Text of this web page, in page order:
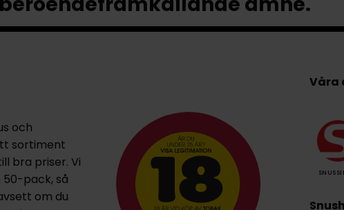
och
sortiment
bra priser. Vi
50-pack, så
om du
Våra